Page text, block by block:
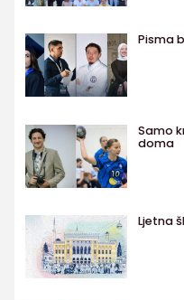
Pisma
Samo
doma
Ljetna